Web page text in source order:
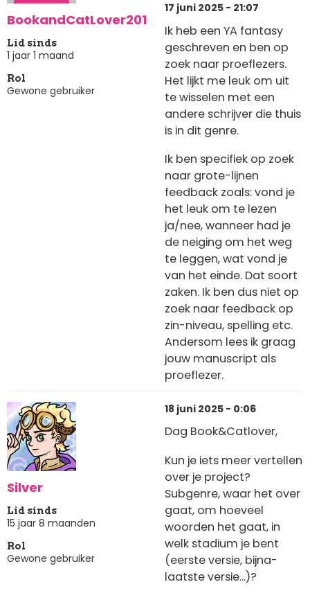
BookandCatLover201
Lid sinds
1 jaar 1 maand
Rol
Gewone gebruiker
17 juni 2025 - 21:07
Ik heb een YA fantasy
geschreven en ben op
zoek naar proeflezers.
Het lijkt me leuk om uit
te wisselen met een
andere schrijver die thuis
is in dit genre.
Ik ben specifiek op zoek
naar grote-lijnen
feedback zoals: vond je
het leuk om te lezen
ja/nee, wanneer had je
de neiging om het weg
te leggen, wat vond je
van het einde. Dat soort
zaken. Ik ben dus niet op
zoek naar feedback op
zin-niveau, spelling etc.
Andersom lees ik graag
jouw manuscript als
proeflezer.
Silver
Lid sinds
15 jaar 8 maanden
Rol
Gewone gebruiker
18 juni 2025 - 0:06
Dag Book&Catlover,
Kun je iets meer vertellen
over je project?
Subgenre, waar het over
gaat, om hoeveel
woorden het gaat, in
welk stadium je bent
(eerste versie, bijna-
laatste versie...)?